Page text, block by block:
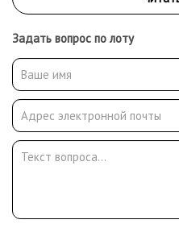
Задать вопрос по лоту